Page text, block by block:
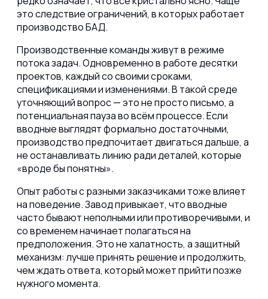
это следствие ограничений, в которых работает
производство БАД.
Производственные команды живут в режиме
потока задач. Одновременно в работе десятки
проектов, каждый со своими сроками,
спецификациями и изменениями. В такой среде
уточняющий вопрос— это не просто письмо, а
потенциальная паузаво всём процессе. Если
вводные выглядят формально достаточными,
производство предпочитает двигаться дальше, а
не останавливать линию ради деталей, которые
«вроде бы понятны».
Опыт работы с разными заказчиками тоже влияет
на поведение. Завод привыкает, чтовводные
часто бывают неполнымиили противоречивыми, и
со временем начинает полагаться на
предположения. Это не халатность, а защитный
механизм: лучше принять решение и продолжить,
чем ждать ответа, который может прийти позже
нужного момента.